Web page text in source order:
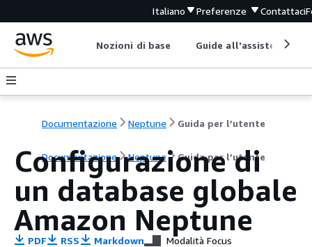
Italiano Preferenze Contattaci
Nozioni di base Guide all'assistenza
Documentazione Neptune Guida per l’utente
Documentazione Neptune Guida per l’utente
Configurazione di
un database globale
Amazon Neptune
PDF RSS Markdown Modalità Focus